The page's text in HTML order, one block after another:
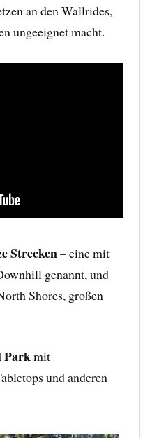
an den Wallrides,
ungeeignet macht.
Strecken– eine mit
genannt, und
Shores, großen
Parkmit
und anderen